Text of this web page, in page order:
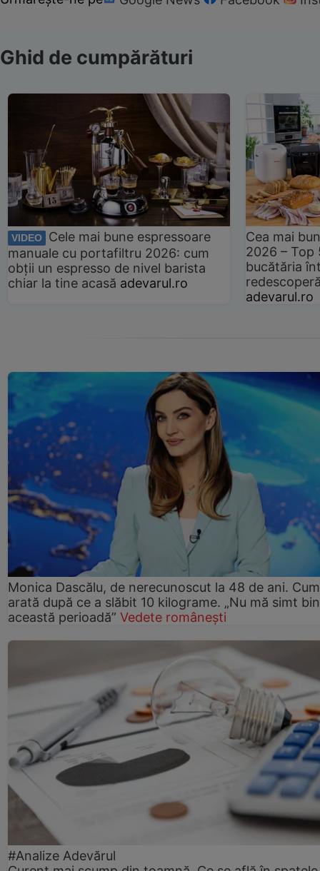
Ghid de cumpărături
VIDEO
Cele mai bune espressoare
manuale cu portafiltru 2026: cum
obții un espresso de nivel barista
chiar la tine acasă adevarul.ro
Cea mai
2026 –
bucătăria
adevarul.ro
Monica Dascălu, de nerecunoscut la 48 de ani. Cum
arată după ce a slăbit 10 kilograme. „Nu mă simt
această perioadă” Vedete românești
#Analize Adevărul